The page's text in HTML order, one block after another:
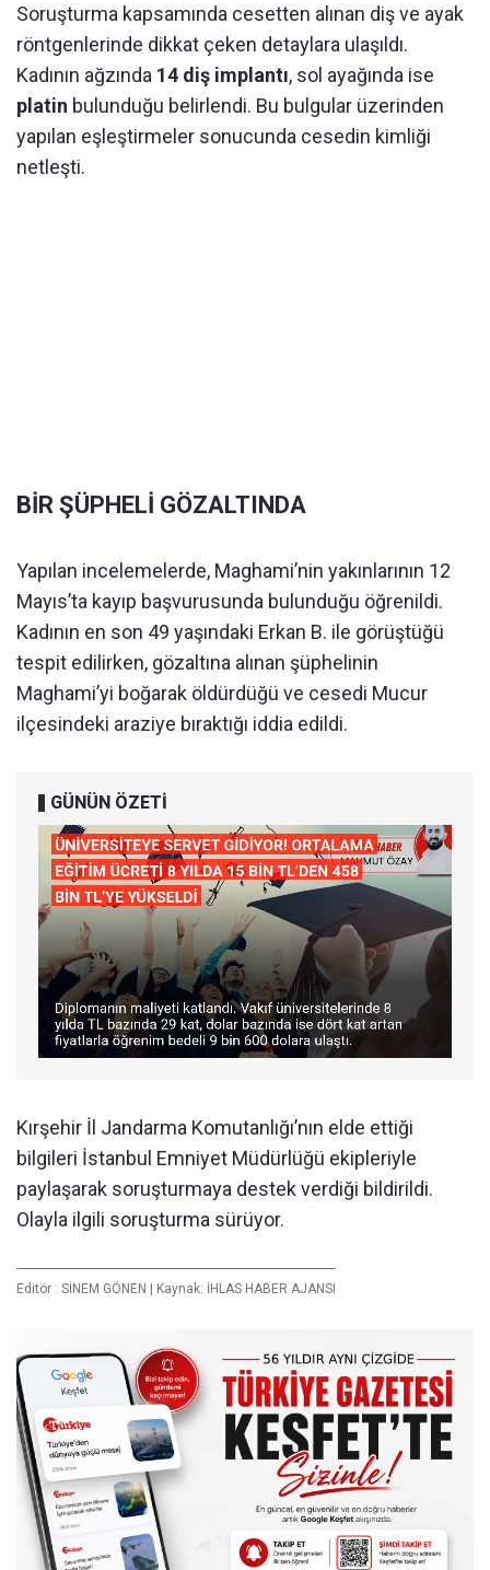
Soruşturma kapsamında cesetten alınan diş ve ayak
röntgenlerinde dikkat çeken detaylara ulaşıldı.
Kadının ağzında 14 diş implantı, sol ayağında ise
platin bulunduğu belirlendi. Bu bulgular üzerinden
yapılan eşleştirmeler sonucunda cesedin kimliği
netleşti.
BİR ŞÜPHELİ GÖZALTINDA
Yapılan incelemelerde, Maghami’nin yakınlarının 12
Mayıs’ta kayıp başvurusunda bulunduğu öğrenildi.
Kadının en son 49 yaşındaki Erkan B. ile görüştüğü
tespit edilirken, gözaltına alınan şüphelinin
Maghami’yi boğarak öldürdüğü ve cesedi Mucur
ilçesindeki araziye bıraktığı iddia edildi.
GÜNÜN ÖZETİ
Kırşehir İl Jandarma Komutanlığı’nın elde ettiği
bilgileri İstanbul Emniyet Müdürlüğü ekipleriyle
paylaşarak soruşturmaya destek verdiği bildirildi.
Olayla ilgili soruşturma sürüyor.
Editör : SİNEM GÖNEN | Kaynak: İHLAS HABER AJANSI